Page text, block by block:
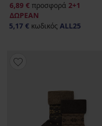
6,89 € προσφορά 2+1
ΔΩΡΕΑΝ
5,17 € κωδικός ALL25